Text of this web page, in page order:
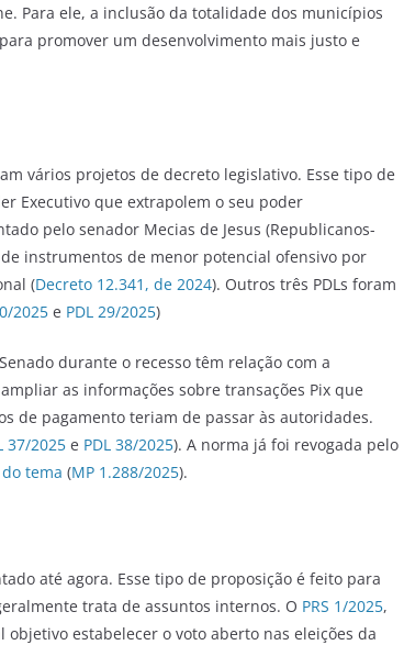
Para ele, a inclusão da totalidade dos municípios
promover um desenvolvimento mais justo e
vários projetos de decreto legislativo. Esse tipo de
Executivo que extrapolem o seu poder
pelo senador Mecias de Jesus (Republicanos-
instrumentos de menor potencial ofensivo por
(Decreto 12.341, de 2024). Outros três PDLs foram
2025 e PDL 29/2025)
durante o recesso têm relação com a
as informações sobre transações Pix que
de pagamento teriam de passar às autoridades.
37/2025 e PDL 38/2025). A norma já foi revogada pelo
tema (MP 1.288/2025).
até agora. Esse tipo de proposição é feito para
trata de assuntos internos. O PRS 1/2025,
estabelecer o voto aberto nas eleições da